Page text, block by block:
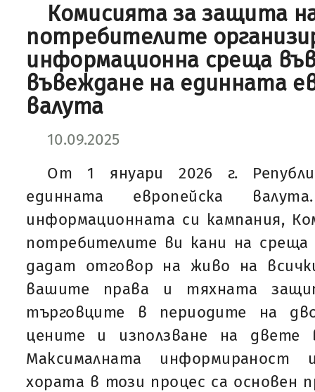
Комисията за защита
потребителите
информационна среща
въвеждане на единната
валута
10.09.2025
От 1 януари 2026 г.
единната европейска
информационната си кампания,
потребителите ви кани на
дадат отговор на живо на
вашите права и тяхната
търговците в периодите на
цените и използване на двете
Максималната информираност
хората в този процес са основен